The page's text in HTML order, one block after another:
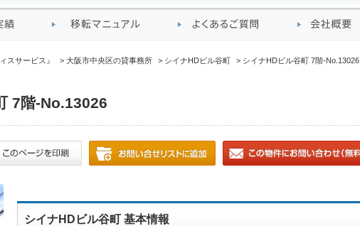
スサービス』 大阪市中央区の貸事務所 シイナHDビル谷町 シイナHDビル谷町 7階-No.13026
7階-No.13026
シイナHDビル谷町 基本情報